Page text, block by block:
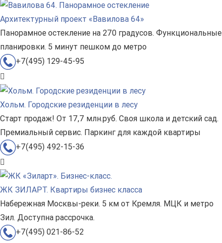
Архитектурный проект «Вавилова 64»
Панорамное остекление на 270 градусов. Функциональные
планировки. 5 минут пешком до метро
+7(495) 129-45-95
Хольм. Городские резиденции в лесу
Старт продаж! От 17,7 млн.руб. Своя школа и детский сад.
Премиальный сервис. Паркинг для каждой квартиры
+7(495) 492-15-36
ЖК ЗИЛАРТ. Квартиры бизнес класса
Набережная Москвы-реки. 5 км от Кремля. МЦК и метро
Зил. Доступна рассрочка.
+7(495) 021-86-52